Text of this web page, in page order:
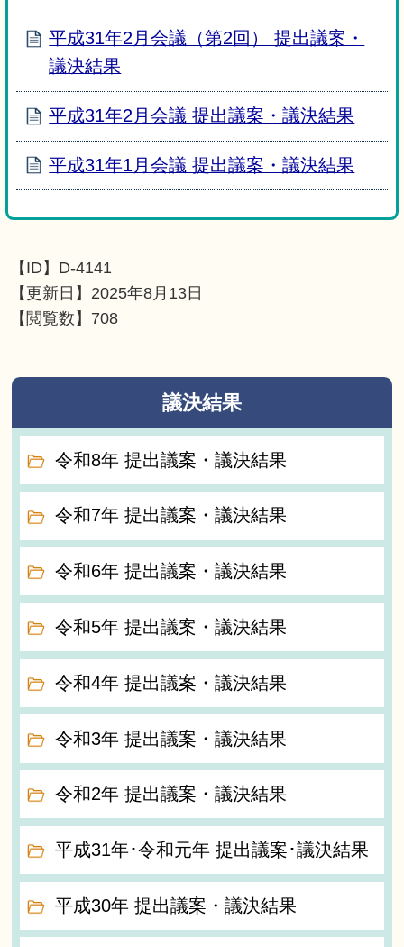
平成31年2月会議（第2回） 提出議案・
議決結果
平成31年2月会議 提出議案・議決結果
平成31年1月会議 提出議案・議決結果
【ID】 D-4141
【更新日】 2025年8月13日
【閲覧数】 708
議決結果
令和8年 提出議案・議決結果
令和7年 提出議案・議決結果
令和6年 提出議案・議決結果
令和5年 提出議案・議決結果
令和4年 提出議案・議決結果
令和3年 提出議案・議決結果
令和2年 提出議案・議決結果
平成31年･令和元年 提出議案･議決結果
平成30年 提出議案・議決結果